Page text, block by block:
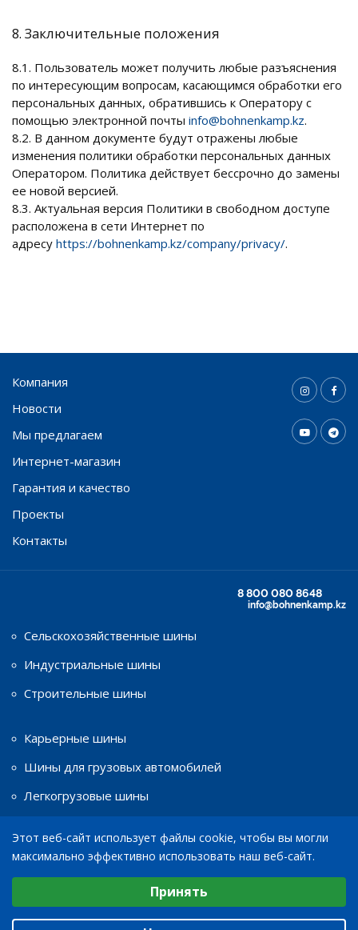
8. Заключительные положения
8.1. Пользователь может получить любые разъяснения
по интересующим вопросам, касающимся обработки его
персональных данных, обратившись к Оператору с
помощью электронной почты info@bohnenkamp.kz.
8.2. В данном документе будут отражены любые
изменения политики обработки персональных данных
Оператором. Политика действует бессрочно до замены
ее новой версией.
8.3. Актуальная версия Политики в свободном доступе
расположена в сети Интернет по
адресу https://bohnenkamp.kz/company/privacy/.
Компания
Новости
Мы предлагаем
Интернет-магазин
Гарантия и качество
Проекты
Контакты
8 800 080 8648
info@bohnenkamp.kz
Сельскохозяйственные шины
Индустриальные шины
Строительные шины
Карьерные шины
Шины для грузовых автомобилей
Легкогрузовые шины
Шины для мототехники
© 2026ТОО «Bohnenkamp»
Этот веб-сайт использует файлы cookie, чтобы вы могли
максимально эффективно использовать наш веб-сайт.
Выберите настройки cookie
Аналитические/Функциональные
Принять